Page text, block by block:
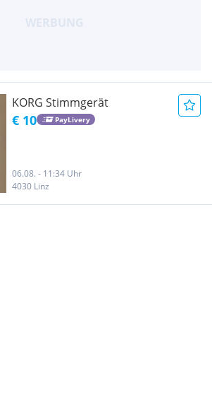
KORG Stimmgerät
€ 10 PayLivery
06.08. - 11:34 Uhr
4030 Linz